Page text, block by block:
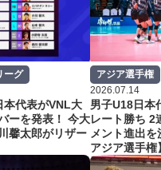
ーグ
本代表がVNL大
ーを発表！ 今大
馨太郎がリザー
アジア選手権
2026.07.14
男子U18日本
レート勝ち 2
メント進出
アジア選手権】